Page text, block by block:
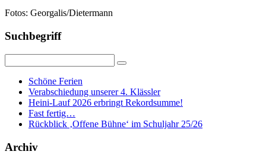
Fotos: Georgalis/Dietermann
Suchbegriff
Schöne Ferien
Verabschiedung unserer 4. Klässler
Heini-Lauf 2026 erbringt Rekordsumme!
Fast fertig…
Rückblick ‚Offene Bühne‘ im Schuljahr 25/26
Archiv